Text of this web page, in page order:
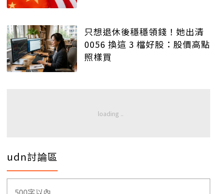
只想退休後穩穩領錢！她出清
0056 換這 3 檔好股：股價高點
照樣買
udn討論區